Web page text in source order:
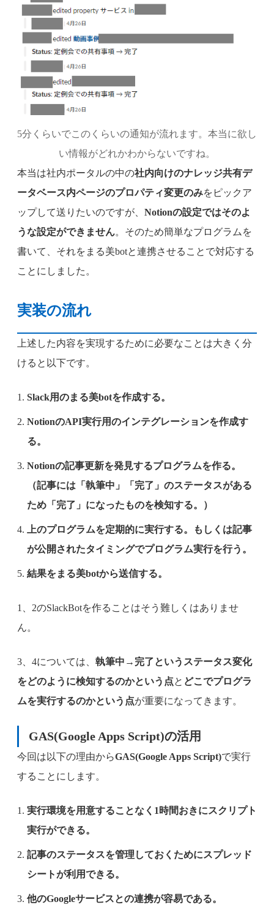
5分くらいでこのくらいの通知が流れます。本当に欲し
い情報がどれかわからないですね。
本当は社内ポータルの中の社内向けのナレッジ共有デ
ータベース内ページのプロパティ変更のみをピックア
ップして送りたいのですが、 Notionの設定ではそのよ
うな設定ができません。そのため簡単なプログラムを
書いて、それをまる美botと連携させることで対応する
ことにしました。
実装の流れ
上述した内容を実現するために必要なことは大きく分
けると以下です。
Slack用のまる美botを作成する。
NotionのAPI実行用のインテグレーションを作成す
る。
Notionの記事更新を発見するプログラムを作る。
（記事には「執筆中」「完了」のステータスがある
ため「完了」になったものを検知する。）
上のプログラムを定期的に実行する。もしくは記事
が公開されたタイミングでプログラム実行を行う。
結果をまる美botから送信する。
1、2のSlackBotを作ることはそう難しくはありませ
ん。
3、4については、 執筆中→完了というステータス変化
をどのように検知するのかという点と どこでプログラ
ムを実行するのかという点が重要になってきます。
GAS(Google Apps Script)の活用
今回は以下の理由からGAS(Google Apps Script)で実行
することにします。
実行環境を用意することなく1時間おきにスクリプト
実行ができる。
記事のステータスを管理しておくためにスプレッド
シートが利用できる。
他のGoogleサービスとの連携が容易である。